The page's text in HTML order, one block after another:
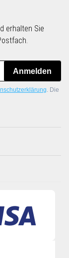
erhalten Sie
Anmelden
. Die